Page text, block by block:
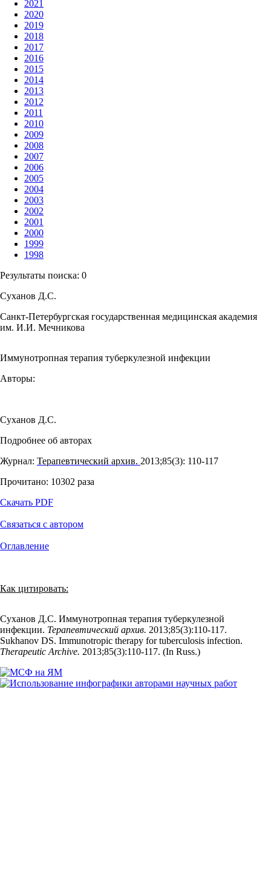
2021
2020
2019
2018
2017
2016
2015
2014
2013
2012
2011
2010
2009
2008
2007
2006
2005
2004
2003
2002
2001
2000
1999
1998
Результаты поиска: 0
Суханов Д.С.
Санкт-Петербургская государственная медицинская академия
им. И.И. Мечникова
Иммунотропная терапия туберкулезной инфекции
Авторы:
Суханов Д.С.
Подробнее об авторах
Журнал: Терапевтический архив. 2013;85(3): 110‑117
Прочитано: 10302 раза
Скачать PDF
Связаться с автором
Оглавление
Как цитировать:
Суханов Д.С. Иммунотропная терапия туберкулезной
инфекции. Терапевтический архив. 2013;85(3):110‑117.
Sukhanov DS. Immunotropic therapy for tuberculosis infection.
Therapeutic Archive. 2013;85(3):110‑117. (In Russ.)